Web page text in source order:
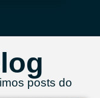
posts do